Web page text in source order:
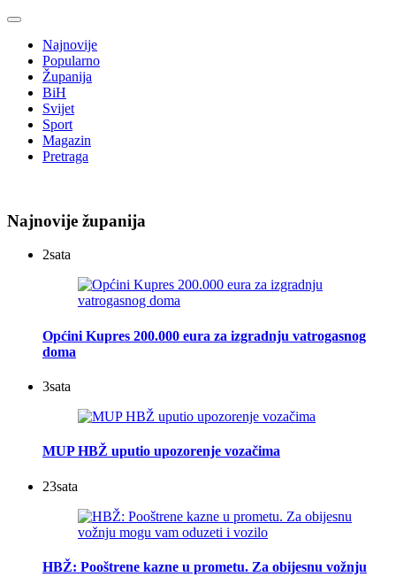
Najnovije
Popularno
Županija
BiH
Svijet
Sport
Magazin
Pretraga
Najnovije županija
2sata
Općini Kupres 200.000 eura za izgradnju vatrogasnog
doma
3sata
MUP HBŽ uputio upozorenje vozačima
23sata
HBŽ: Pooštrene kazne u prometu. Za obijesnu vožnju